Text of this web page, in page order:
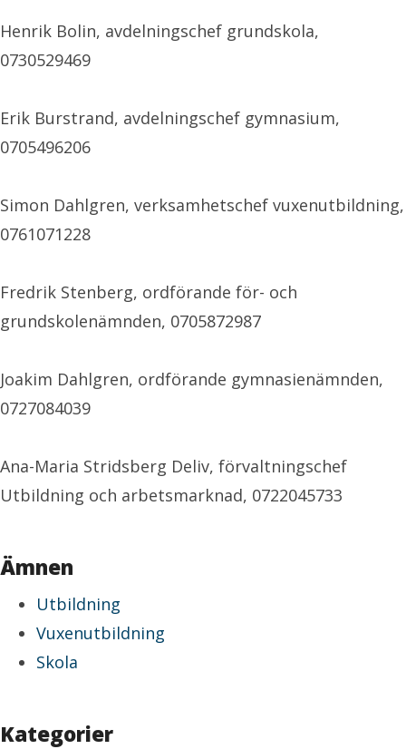
Henrik Bolin, avdelningschef grundskola,
0730529469
Erik Burstrand, avdelningschef gymnasium,
0705496206
Simon Dahlgren, verksamhetschef vuxenutbildning,
0761071228
Fredrik Stenberg, ordförande för- och
grundskolenämnden, 0705872987
Joakim Dahlgren, ordförande gymnasienämnden,
0727084039
Ana-Maria Stridsberg Deliv, förvaltningschef
Utbildning och arbetsmarknad, 0722045733
Ämnen
Utbildning
Vuxenutbildning
Skola
Kategorier